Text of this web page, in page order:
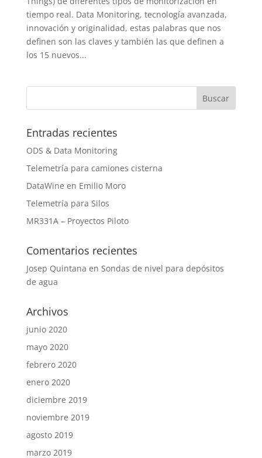
tiempo real. Data Monitoring, tecnología avanzada,
innovación y originalidad, estas palabras que nos
definen son las claves y también las que definen a
los 15 nuevos...
Entradas recientes
ODS & Data Monitoring
Telemetría para camiones cisterna
DataWine en Emilio Moro
Telemetría para Silos
MR331A – Proyectos Piloto
Comentarios recientes
Josep Quintana en Sondas de nivel para depósitos
de agua
Archivos
junio 2020
mayo 2020
febrero 2020
enero 2020
diciembre 2019
noviembre 2019
agosto 2019
marzo 2019